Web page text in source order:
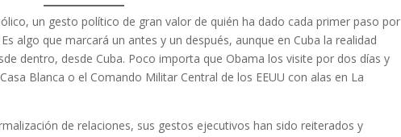
un gesto político de gran valor de quién ha dado cada primer paso por
algo que marcará un antes y un después, aunque en Cuba la realidad
dentro, desde Cuba. Poco importa que Obama los visite por dos días y
Blanca o el Comando Militar Central de los EEUU con alas en La
de relaciones, sus gestos ejecutivos han sido reiterados y